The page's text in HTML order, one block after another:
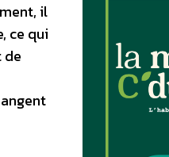
il
ce qui
de